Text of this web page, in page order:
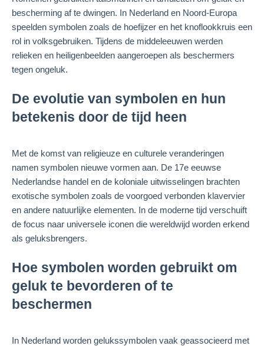
bescherming af te dwingen. In Nederland en Noord-Europa
speelden symbolen zoals de hoefijzer en het knoflookkruis een
rol in volksgebruiken. Tijdens de middeleeuwen werden
relieken en heiligenbeelden aangeroepen als beschermers
tegen ongeluk.
De evolutie van symbolen en hun
betekenis door de tijd heen
Met de komst van religieuze en culturele veranderingen
namen symbolen nieuwe vormen aan. De 17e eeuwse
Nederlandse handel en de koloniale uitwisselingen brachten
exotische symbolen zoals de voorgoed verbonden klavervier
en andere natuurlijke elementen. In de moderne tijd verschuift
de focus naar universele iconen die wereldwijd worden erkend
als geluksbrengers.
Hoe symbolen worden gebruikt om
geluk te bevorderen of te
beschermen
In Nederland worden gelukssymbolen vaak geassocieerd met